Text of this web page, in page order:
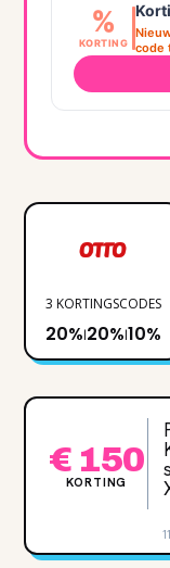
%
KORTING
code
3 KORTINGSCODES
20%|20%|10%
€ 150
KORTING